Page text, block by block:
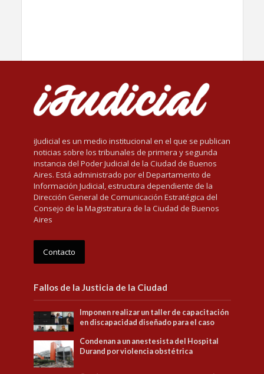
iJudicial es un medio institucional en el que se publican
noticias sobre los tribunales de primera y segunda
instancia del Poder Judicial de la Ciudad de Buenos
Aires. Está administrado por el Departamento de
Información Judicial, estructura dependiente de la
Dirección General de Comunicación Estratégica del
Consejo de la Magistratura de la Ciudad de Buenos
Aires
Contacto
Fallos de la Justicia de la Ciudad
Imponen realizar un taller de capacitación
en discapacidad diseñado para el caso
Condenan a un anestesista del Hospital
Durand por violencia obstétrica